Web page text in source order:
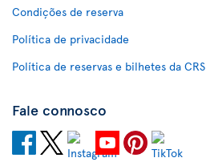
Condições de reserva
Política de privacidade
Política de reservas e bilhetes da CRS
Fale connosco